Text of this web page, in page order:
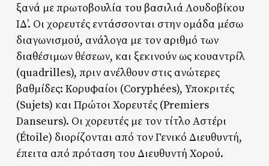
ξανά με πρωτοβουλία του βασιλιά Λουδοβίκου
ΙΔ’. Οι χορευτές εντάσσονται στην ομάδα μέσω
διαγωνισμού, ανάλογα με τον αριθμό των
διαθέσιμων θέσεων, και ξεκινούν ως κουαντρίλ
(quadrilles), πριν ανέλθουν στις ανώτερες
βαθμίδες: Κορυφαίοι (Coryphées), Υποκριτές
(Sujets) και Πρώτοι Χορευτές (Premiers
Danseurs). Οι χορευτές με τον τίτλο Αστέρι
(Étoile) διορίζονται από τον Γενικό Διευθυντή,
έπειτα από πρόταση του Διευθυντή Χορού.